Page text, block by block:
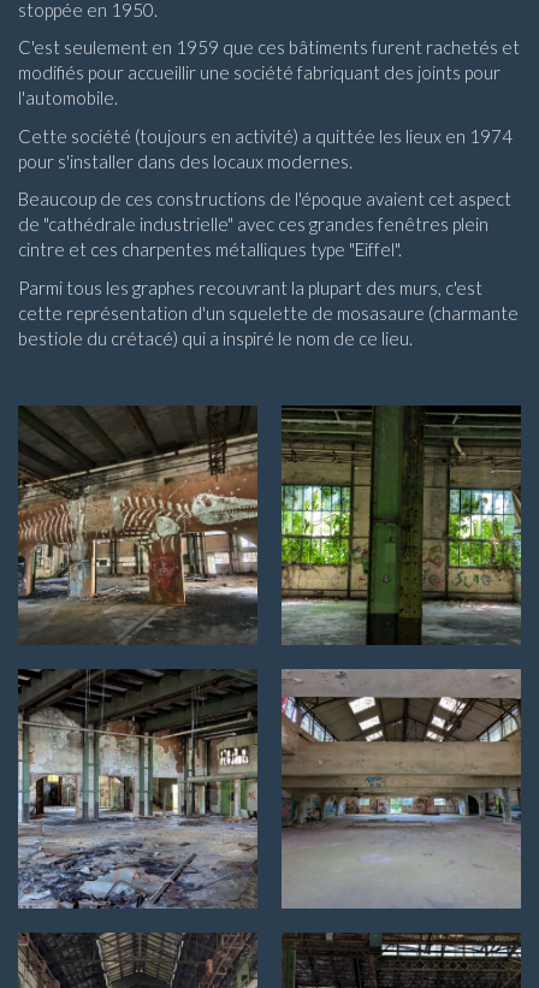
stoppée en 1950.
C'est seulement en 1959 que ces bâtiments furent rachetés et
modifiés pour accueillir une société fabriquant des joints pour
l'automobile.
Cette société (toujours en activité) a quittée les lieux en 1974
pour s'installer dans des locaux modernes.
Beaucoup de ces constructions de l'époque avaient cet aspect
de "cathédrale industrielle" avec ces grandes fenêtres plein
cintre et ces charpentes métalliques type "Eiffel".
Parmi tous les graphes recouvrant la plupart des murs, c'est
cette représentation d'un squelette de mosasaure (charmante
bestiole du crétacé) qui a inspiré le nom de ce lieu.